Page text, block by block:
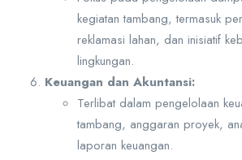
kegiatan tambang, termasuk
reklamasi lahan, dan inisiatif
lingkungan.
Keuangan dan Akuntansi:
Terlibat dalam pengelolaan
tambang, anggaran proyek,
laporan keuangan.